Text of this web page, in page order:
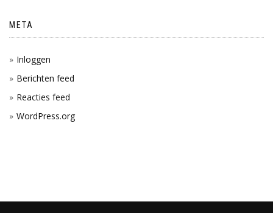
META
Inloggen
Berichten feed
Reacties feed
WordPress.org